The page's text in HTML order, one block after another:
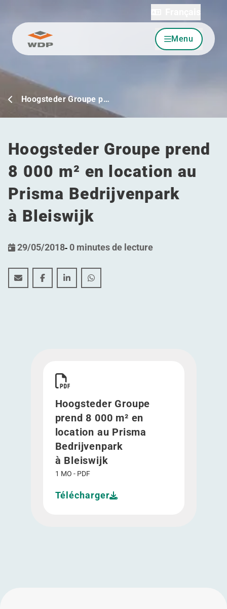
Allez au contenu Menu
Hoogsteder Groupe p…
Hoogsteder Groupe prend
8 000 m² en location au
Prisma Bedrijvenpark
à Bleiswijk
29/05/2018- 0 minutes de lecture
Hoogsteder Groupe prend 8 000 m² en location au
Hoogsteder Groupe prend 8 000 m² en
Hoogsteder Groupe prend 8 000 m² en
Hoogsteder Groupe prend 8 000
Hoogsteder Groupe
prend 8 000 m² en
location au Prisma
Bedrijvenpark
à Bleiswijk
1 MO - PDF
Télécharger